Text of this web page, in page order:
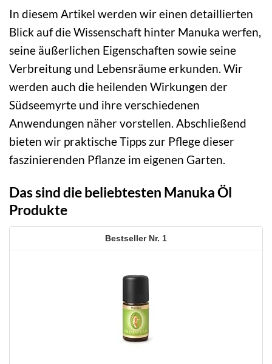
In diesem Artikel werden wir einen detaillierten
Blick auf die Wissenschaft hinter Manuka werfen,
seine äußerlichen Eigenschaften sowie seine
Verbreitung und Lebensräume erkunden. Wir
werden auch die heilenden Wirkungen der
Südseemyrte und ihre verschiedenen
Anwendungen näher vorstellen. Abschließend
bieten wir praktische Tipps zur Pflege dieser
faszinierenden Pflanze im eigenen Garten.
Das sind die beliebtesten Manuka Öl
Produkte
1